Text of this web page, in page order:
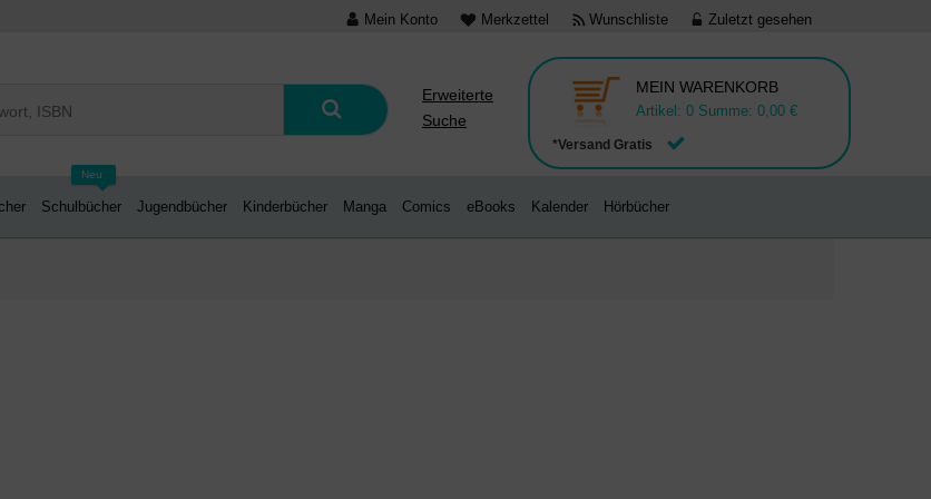
Mein Konto Merkzettel Wunschliste Zuletzt gesehen
Erweiterte
Suche
*Versand Gratis
MEIN WARENKORB
Artikel: 0 Summe: 0,00 €
Neu
Schulbücher Jugendbücher Kinderbücher Manga Comics eBooks Kalender Hörbücher